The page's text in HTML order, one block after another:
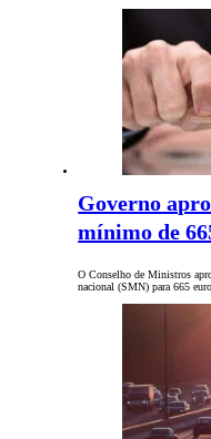
Governo
mínimo de
O Conselho de Ministros
nacional (SMN) para 665